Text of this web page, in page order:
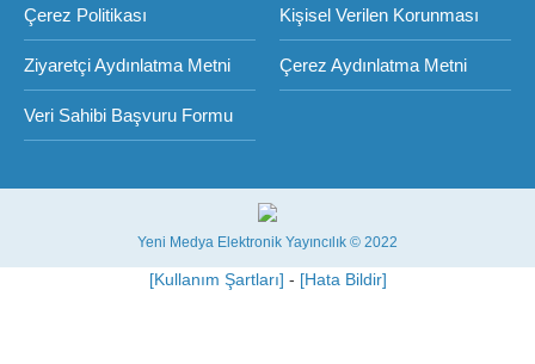
Çerez Politikası Kişisel Verilen Korunması
Ziyaretçi Aydınlatma Metni Çerez Aydınlatma Metni
Veri Sahibi Başvuru Formu
Yeni Medya Elektronik Yayıncılık © 2022
[Kullanım Şartları] - [Hata Bildir]